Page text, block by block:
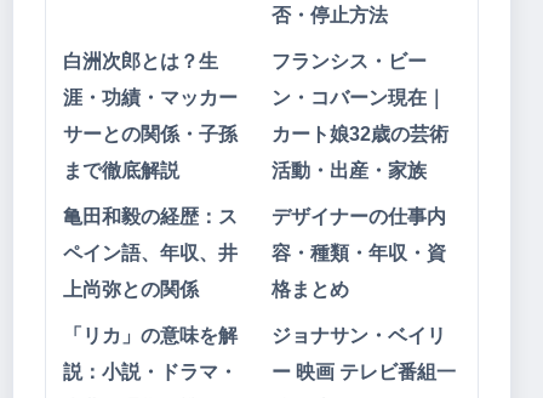
否・停止方法
白洲次郎とは？生
涯・功績・マッカー
サーとの関係・子孫
まで徹底解説
フランシス・ビー
ン・コバーン現在｜
カート娘32歳の芸術
活動・出産・家族
亀田和毅の経歴：ス
ペイン語、年収、井
上尚弥との関係
デザイナーの仕事内
容・種類・年収・資
格まとめ
「リカ」の意味を解
説：小説・ドラマ・
ジョナサン・ベイリ
ー 映画 テレビ番組一